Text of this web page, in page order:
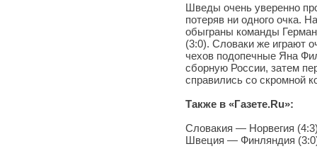
Шведы очень уверенно
потеряв ни одного очка.
обыграны команды
(3:0). Словаки же играют
чехов подопечные Яна
сборную России, затем
справились со скромной
Также в «Газете.Ru»:
Словакия — Норвегия
Швеция — Финляндия